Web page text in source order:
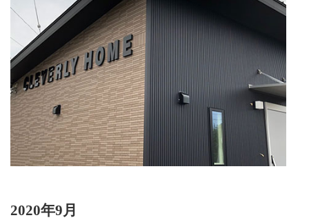
2020年9月